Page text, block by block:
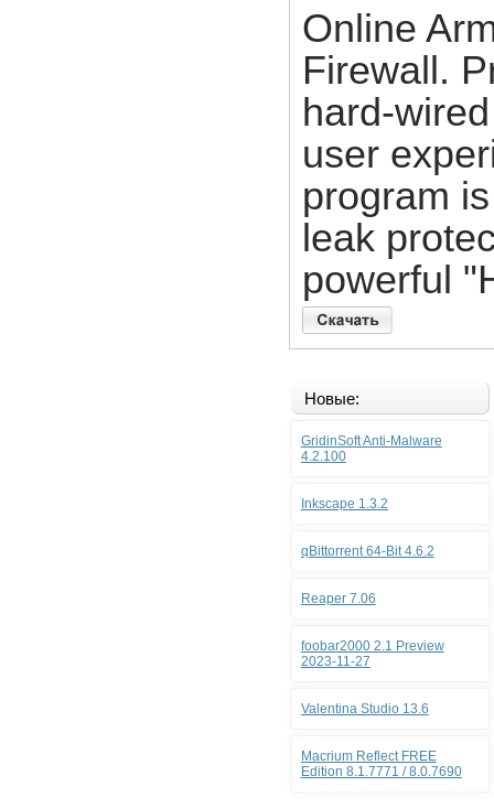
Online
Firewall.
hard-
user
program
leak
powerful
Новые:
GridinSoft Anti-Malware
4.2.100
Inkscape 1.3.2
qBittorrent 64-Bit 4.6.2
Reaper 7.06
foobar2000 2.1 Preview
2023-11-27
Valentina Studio 13.6
Macrium Reflect FREE
Edition 8.1.7771 / 8.0.7690